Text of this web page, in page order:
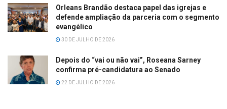
Orleans Brandão destaca papel das igrejas e
defende ampliação da parceria com o segmento
evangélico
30 DE JULHO DE 2026
Depois do “vai ou não vai”, Roseana Sarney
confirma pré-candidatura ao Senado
22 DE JULHO DE 2026